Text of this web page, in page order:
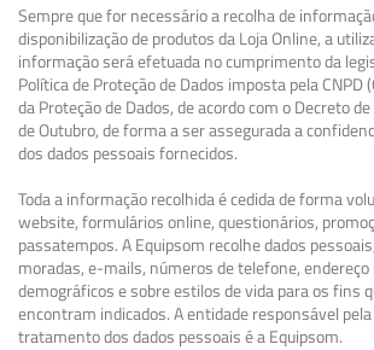
Sempre que for necessário a recolha de
disponibilização de produtos da Loja Online, a
informação será efetuada no cumprimento da
Política de Proteção de Dados imposta pela CNPD
da Proteção de Dados, de acordo com o Decreto
de Outubro, de forma a ser assegurada a
dos dados pessoais fornecidos.
Toda a informação recolhida é cedida de forma
website, formulários online, questionários,
passatempos. A Equipsom recolhe dados
moradas, e-mails, números de telefone, endereço
demográficos e sobre estilos de vida para os fins
encontram indicados. A entidade responsável
tratamento dos dados pessoais é a Equipsom.